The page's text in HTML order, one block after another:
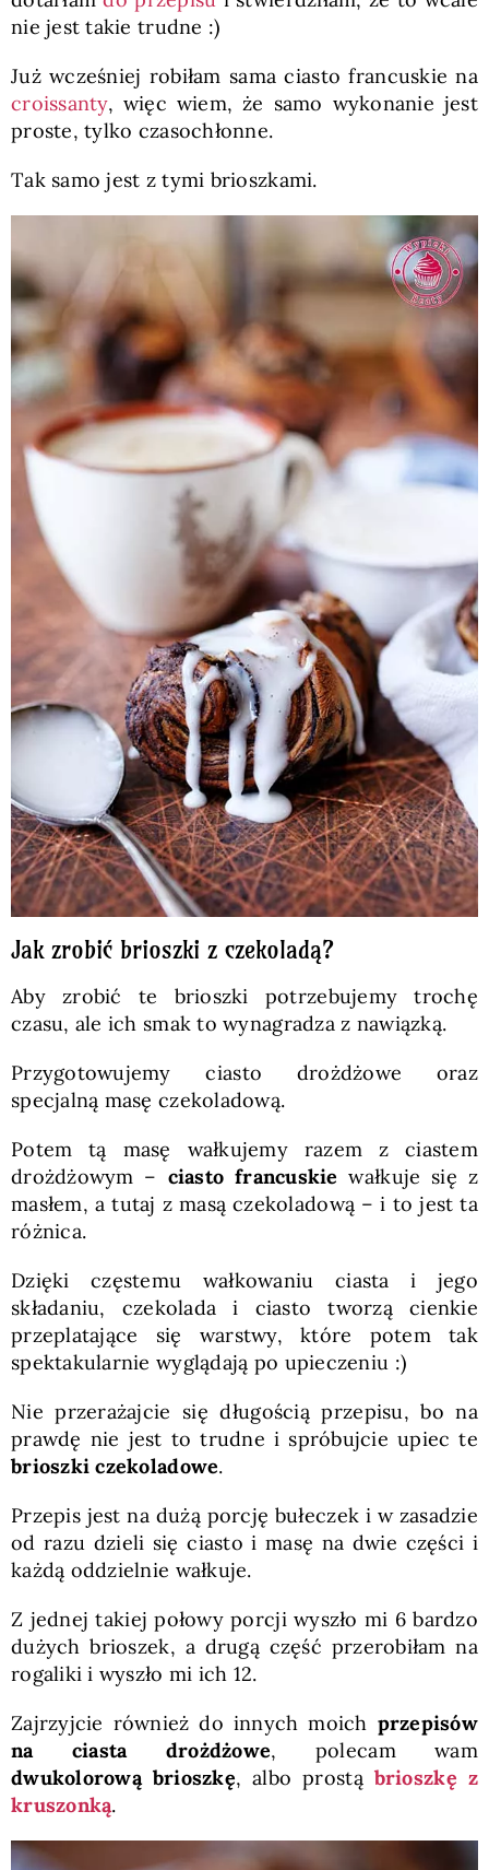
nie jest takie trudne :)
Już wcześniej robiłam sama ciasto francuskie na
croissanty, więc wiem, że samo wykonanie jest
proste, tylko czasochłonne.
Tak samo jest z tymi brioszkami.
Jak zrobić brioszki z czekoladą?
Aby zrobić te brioszki potrzebujemy trochę
czasu, ale ich smak to wynagradza z nawiązką.
Przygotowujemy ciasto drożdżowe oraz
specjalną masę czekoladową.
Potem tą masę wałkujemy razem z ciastem
drożdżowym – ciasto francuskie wałkuje się z
masłem, a tutaj z masą czekoladową – i to jest ta
różnica.
Dzięki częstemu wałkowaniu ciasta i jego
składaniu, czekolada i ciasto tworzą cienkie
przeplatające się warstwy, które potem tak
spektakularnie wyglądają po upieczeniu :)
Nie przerażajcie się długością przepisu, bo na
prawdę nie jest to trudne i spróbujcie upiec te
brioszki czekoladowe.
Przepis jest na dużą porcję bułeczek i w zasadzie
od razu dzieli się ciasto i masę na dwie części i
każdą oddzielnie wałkuje.
Z jednej takiej połowy porcji wyszło mi 6 bardzo
dużych brioszek, a drugą część przerobiłam na
rogaliki i wyszło mi ich 12.
Zajrzyjcie również do innych moich przepisów
na ciasta drożdżowe, polecam wam
dwukolorową brioszkę, albo prostą brioszkę z
kruszonką.